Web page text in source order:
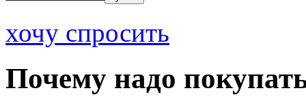
хочу спросить
Почему надо